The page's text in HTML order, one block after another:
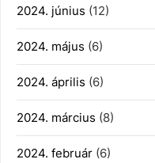
2024. június (12)
2024. május (6)
2024. április (6)
2024. március (8)
2024. február (6)